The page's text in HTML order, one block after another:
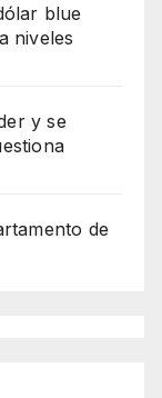
blue
niveles
y se
de